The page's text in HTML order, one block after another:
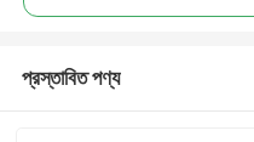
প্রস্তাবিত পণ্য